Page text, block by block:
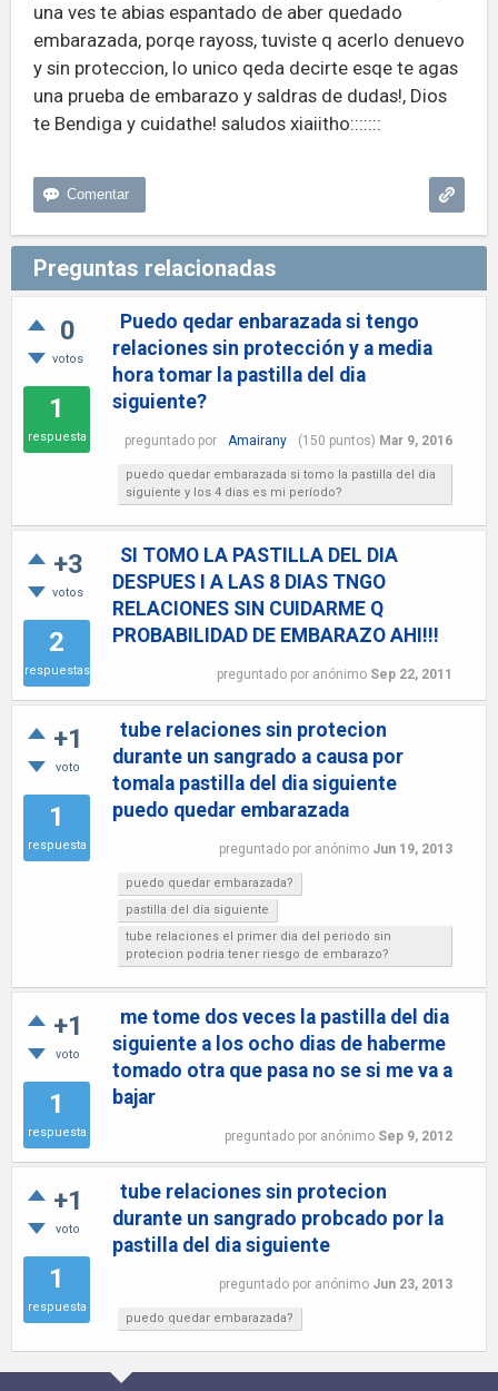
una ves te abias espantado de aber quedado
embarazada, porqe rayoss, tuviste q acerlo denuevo
y sin proteccion, lo unico qeda decirte esqe te agas
una prueba de embarazo y saldras de dudas!, Dios
te Bendiga y cuidathe! saludos xiaiitho:::::::
Preguntas relacionadas
0
votos
1
respuesta
Puedo qedar enbarazada si tengo
relaciones sin protección y a media
hora tomar la pastilla del dia
siguiente?
preguntado por Amairany (150 puntos) Mar 9, 2016
puedo quedar embarazada si tomo la pastilla del dia
siguiente y los 4 dias es mi período?
+3
votos
2
respuestas
SI TOMO LA PASTILLA DEL DIA
DESPUES I A LAS 8 DIAS TNGO
RELACIONES SIN CUIDARME Q
PROBABILIDAD DE EMBARAZO AHI!!!
preguntado por anónimo Sep 22, 2011
+1
voto
1
respuesta
tube relaciones sin protecion
durante un sangrado a causa por
tomala pastilla del dia siguiente
puedo quedar embarazada
preguntado por anónimo Jun 19, 2013
puedo quedar embarazada?
pastilla del día siguiente
tube relaciones el primer dia del periodo sin
protecion podria tener riesgo de embarazo?
+1
voto
1
respuesta
me tome dos veces la pastilla del dia
siguiente a los ocho dias de haberme
tomado otra que pasa no se si me va a
bajar
preguntado por anónimo Sep 9, 2012
+1
voto
1
respuesta
tube relaciones sin protecion
durante un sangrado probcado por la
pastilla del dia siguiente
preguntado por anónimo Jun 23, 2013
puedo quedar embarazada?